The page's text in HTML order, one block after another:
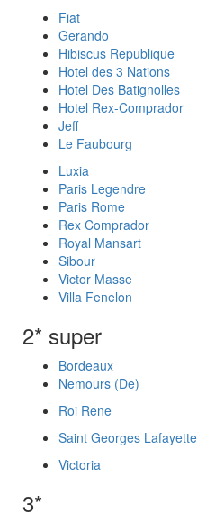
Fiat
Gerando
Hibiscus Republique
Hotel des 3 Nations
Hotel Des Batignolles
Hotel Rex-Comprador
Jeff
Le Faubourg
Luxia
Paris Legendre
Paris Rome
Rex Comprador
Royal Mansart
Sibour
Victor Masse
Villa Fenelon
2* super
Bordeaux
Nemours (De)
Roi Rene
Saint Georges Lafayette
Victoria
3*